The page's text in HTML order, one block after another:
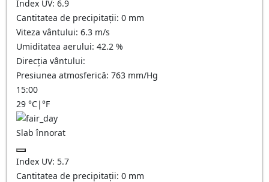
Index UV: 6.9
Cantitatea de precipitații: 0 mm
Viteza vântului: 6.3 m/s
Umiditatea aerului: 42.2 %
Direcția vântului:
Presiunea atmosferică: 763 mm/Hg
15:00
29 °C|°F
Slab înnorat
Index UV: 5.7
Cantitatea de precipitații: 0 mm